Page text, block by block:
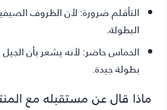
التأقلم ضرورة:لأن الظروف
البطولة.
الحماس حاضر:لأنه يشعر بأن
بطولة جيدة.
ماذا قال عن مستقبله مع